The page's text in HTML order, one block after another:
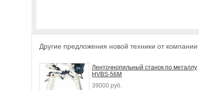
Другие предложения новой техники от компании
Ленточнопильный станок по металлу
HVBS-56М
39000 руб.